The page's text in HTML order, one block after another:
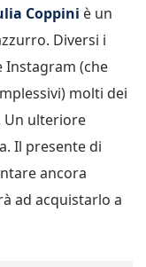
Coppini è un
Diversi i
(che
molti dei
Un ulteriore
Il presente di
ancora
ad acquistarlo a